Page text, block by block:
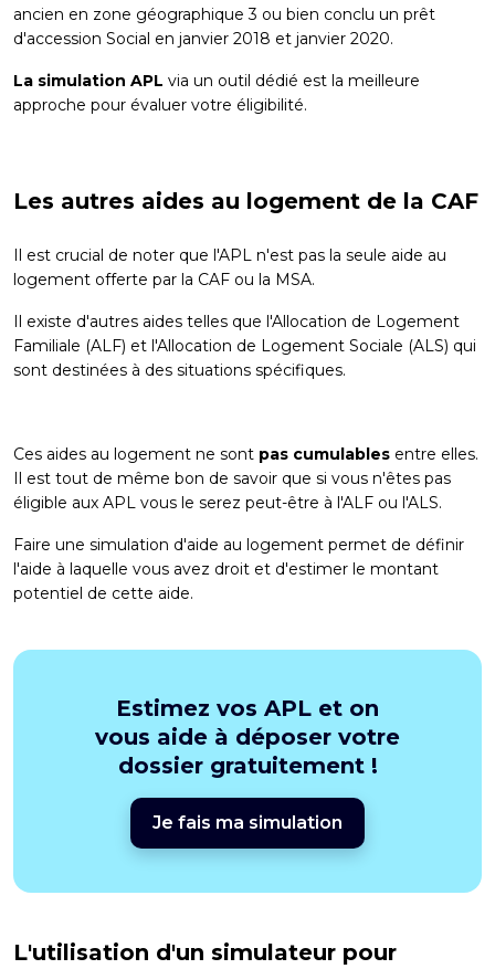
ancien en zone géographique 3 ou bien conclu un prêt
d'accession Social en janvier 2018 et janvier 2020.
La simulation APL via un outil dédié est la meilleure
approche pour évaluer votre éligibilité.
Les autres aides au logement de la CAF
Il est crucial de noter que l'APL n'est pas la seule aide au
logement offerte par la CAF ou la MSA.
Il existe d'autres aides telles que l'Allocation de Logement
Familiale (ALF) et l'Allocation de Logement Sociale (ALS) qui
sont destinées à des situations spécifiques.
Ces aides au logement ne sont pas cumulables entre elles.
Il est tout de même bon de savoir que si vous n'êtes pas
éligible aux APL vous le serez peut-être à l'ALF ou l'ALS.
Faire une simulation d'aide au logement permet de définir
l'aide à laquelle vous avez droit et d'estimer le montant
potentiel de cette aide.
Estimez vos APL et on
vous aide à déposer votre
dossier gratuitement !
Je fais ma simulation
L'utilisation d'un simulateur pour